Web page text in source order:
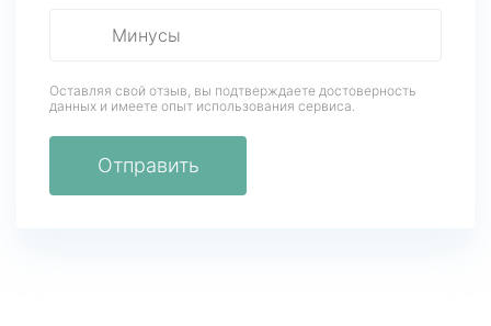
Оставляя свой отзыв, вы подтверждаете достоверность
данных и имеете опыт использования сервиса.
Отправить